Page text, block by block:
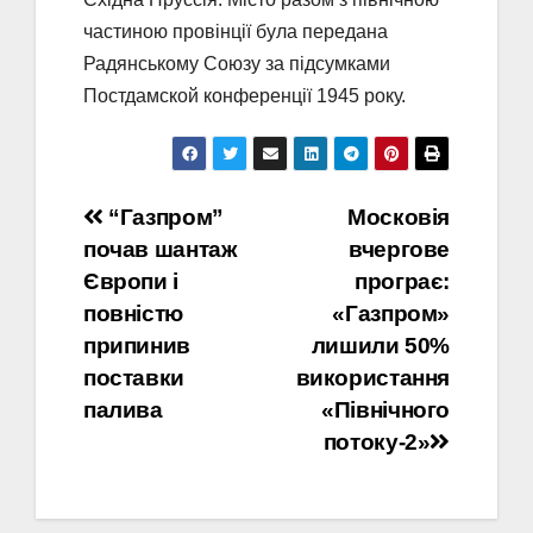
частиною провінції була передана
Радянському Союзу за підсумками
Постдамской конференції 1945 року.
Навігація
записів
Московія
вчергове
програє:
«Газпром»
лишили 50%
використання
«Північного
потоку-2»
“Газпром”
почав шантаж
Європи і
повністю
припинив
поставки
палива